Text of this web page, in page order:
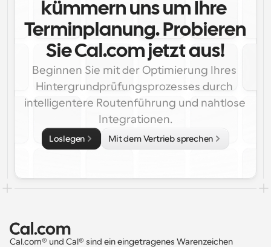
kümmern uns um Ihre
Terminplanung. Probieren
Sie Cal.com jetzt aus!
Beginnen Sie mit der Optimierung Ihres
Hintergrundprüfungsprozesses durch
intelligentere Routenführung und nahtlose
Integrationen.
Loslegen Mit dem Vertrieb sprechen
Cal.com® und Cal® sind ein eingetragenes Warenzeichen